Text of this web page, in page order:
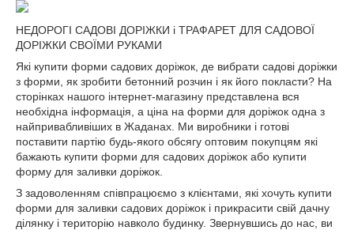
НЕДОРОГІ САДОВІ ДОРІЖКИ і ТРАФАРЕТ ДЛЯ САДОВОЇ
ДОРІЖКИ СВОЇМИ РУКАМИ
Які купити форми садових доріжок, де вибрати садові доріжки
з форми, як зробити бетонний розчин і як його покласти? На
сторінках нашого інтернет-магазину представлена вся
необхідна інформація, а ціна на форми для доріжок одна з
найпривабливіших в Жаданах. Ми виробники і готові
поставити партію будь-якого обсягу оптовим покупцям які
бажають купити форми для садових доріжок або купити
форму для заливки доріжок.
З задоволенням співпрацюємо з клієнтами, які хочуть купити
форми для заливки садових доріжок і прикрасити свій дачну
ділянку і територію навколо будинку. Звернувшись до нас, ви